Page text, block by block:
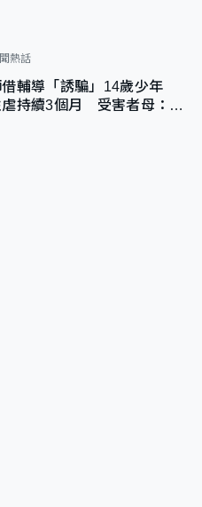
熱話
輔導「誘騙」14歲少年
持續3個月 受害者母：要